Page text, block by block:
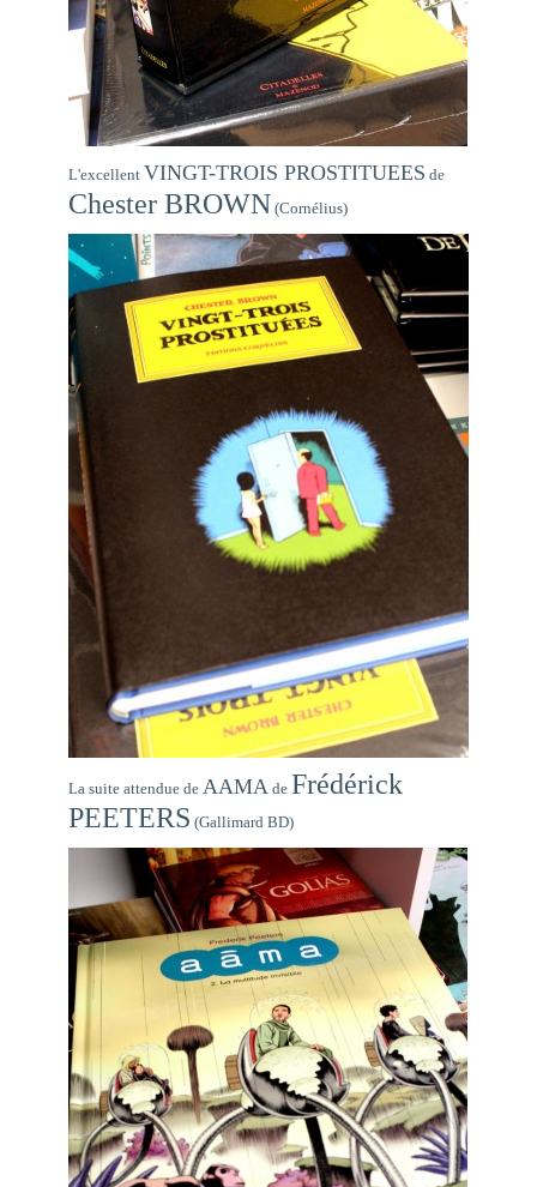
L'excellent VINGT-TROIS PROSTITUEES de
Chester BROWN (Cornélius)
La suite attendue de AAMA de Frédérick
PEETERS (Gallimard BD)